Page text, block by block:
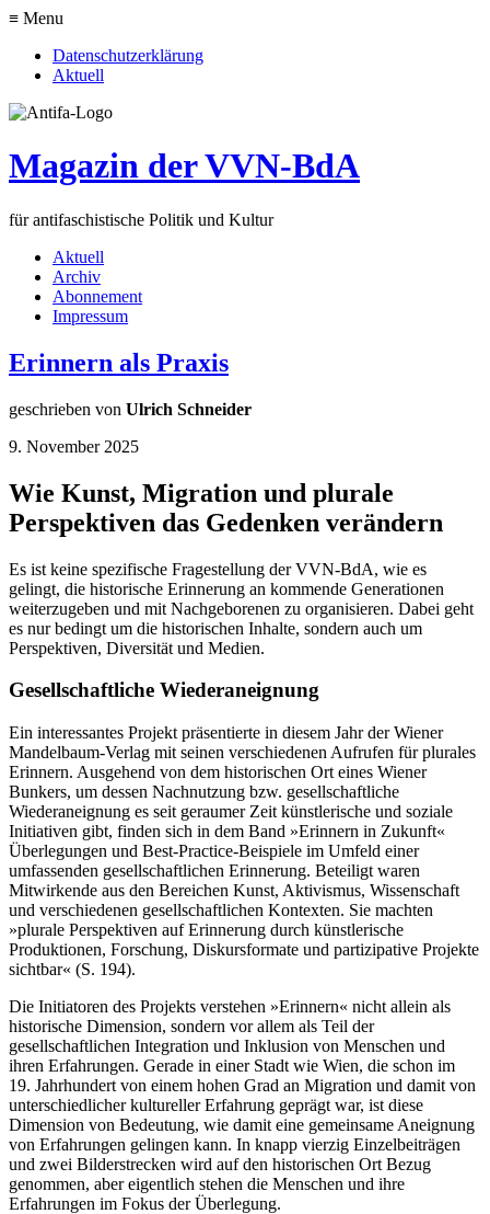
≡ Menu
Datenschutzerklärung
Aktuell
Magazin der VVN-BdA
für antifaschistische Politik und Kultur
Aktuell
Archiv
Abonnement
Impressum
Erinnern als Praxis
geschrieben von Ulrich Schneider
9. November 2025
Wie Kunst, Migration und plurale
Perspektiven das Gedenken verändern
Es ist keine spezifische Fragestellung der VVN-BdA, wie es
gelingt, die historische Erinnerung an kommende Generationen
weiterzugeben und mit Nachgeborenen zu organisieren. Dabei geht
es nur bedingt um die historischen Inhalte, sondern auch um
Perspektiven, Diversität und Medien.
Gesellschaftliche Wiederaneignung
Ein interessantes Projekt präsentierte in diesem Jahr der Wiener
Mandelbaum-Verlag mit seinen verschiedenen Aufrufen für plurales
Erinnern. Ausgehend von dem historischen Ort eines Wiener
Bunkers, um dessen Nachnutzung bzw. gesellschaftliche
Wiederaneignung es seit geraumer Zeit künstlerische und soziale
Initiativen gibt, finden sich in dem Band »Erinnern in Zukunft«
Überlegungen und Best-Practice-Beispiele im Umfeld einer
umfassenden gesellschaftlichen Erinnerung. Beteiligt waren
Mitwirkende aus den Bereichen Kunst, Aktivismus, Wissenschaft
und verschiedenen gesellschaftlichen Kontexten. Sie machten
»plurale Perspektiven auf Erinnerung durch künstlerische
Produktionen, Forschung, Diskursformate und partizipative Projekte
sichtbar« (S. 194).
Die Initiatoren des Projekts verstehen »Erinnern« nicht allein als
historische Dimension, sondern vor allem als Teil der
gesellschaftlichen Integration und Inklusion von Menschen und
ihren Erfahrungen. Gerade in einer Stadt wie Wien, die schon im
19. Jahrhundert von einem hohen Grad an Migration und damit von
unterschiedlicher kultureller Erfahrung geprägt war, ist diese
Dimension von Bedeutung, wie damit eine gemeinsame Aneignung
von Erfahrungen gelingen kann. In knapp vierzig Einzelbeiträgen
und zwei Bilderstrecken wird auf den historischen Ort Bezug
genommen, aber eigentlich stehen die Menschen und ihre
Erfahrungen im Fokus der Überlegung.